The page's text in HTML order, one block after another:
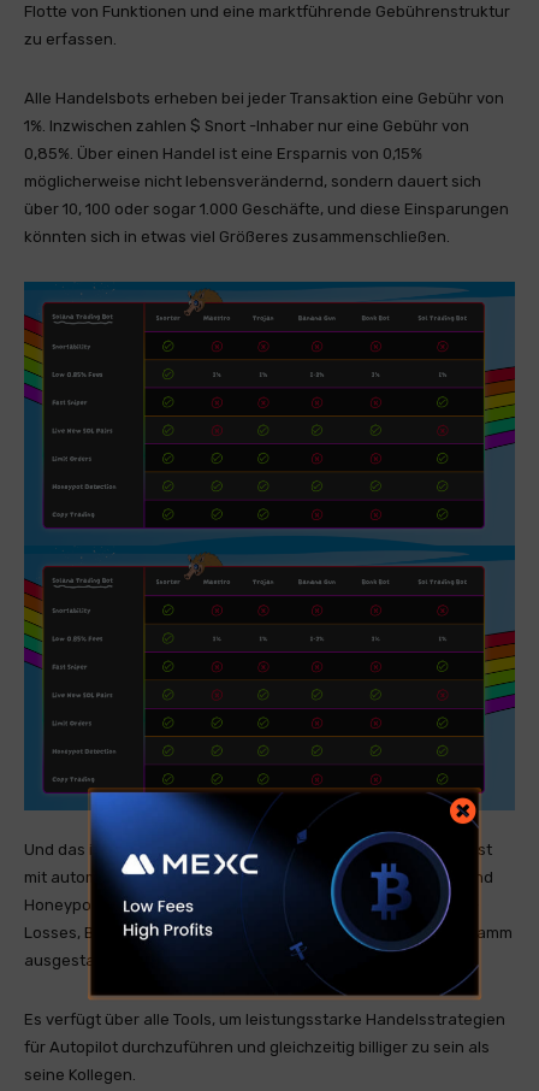
Flotte von Funktionen und eine marktführende Gebührenstruktur
zu erfassen.
Alle Handelsbots erheben bei jeder Transaktion eine Gebühr von
1%. Inzwischen zahlen $ Snort -Inhaber nur eine Gebühr von
0,85%. Über einen Handel ist eine Ersparnis von 0,15%
möglicherweise nicht lebensverändernd, sondern dauert sich
über 10, 100 oder sogar 1.000 Geschäfte, und diese Einsparungen
könnten sich in etwas viel Größeres zusammenschließen.
Und das ist nur eine der angebotenen Funktionen. SNORTER ist
mit automatisiertem Token-Sniping, Kopierhandel, Rugpull- und
Honeypot-Erkennung, MEV-Widerstand, dynamischen Stopp-
Losses, Begrenzungsaufträgen und fortgeschrittenem Diagramm
ausgestattet.
Es verfügt über alle Tools, um leistungsstarke Handelsstrategien
für Autopilot durchzuführen und gleichzeitig billiger zu sein als
seine Kollegen.